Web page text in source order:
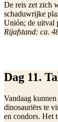
De reis zet zich
schaduwrijke
Unión; de uitval
Rijafstand: ca.
Dag 11.
Vandaag
dinosauriërs te
en condors. Het